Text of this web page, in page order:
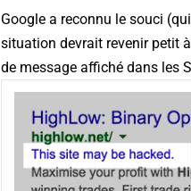
Google a reconnu le souci
situation devrait revenir petit
de message affiché dans les